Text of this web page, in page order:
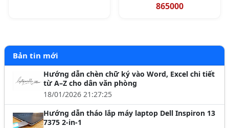
865000
Bản tin mới
Hướng dẫn chèn chữ ký vào Word, Excel chi tiết
từ A–Z cho dân văn phòng
18/01/2026 21:27:25
Hướng dẫn tháo lắp máy laptop Dell Inspiron 13
7375 2-in-1